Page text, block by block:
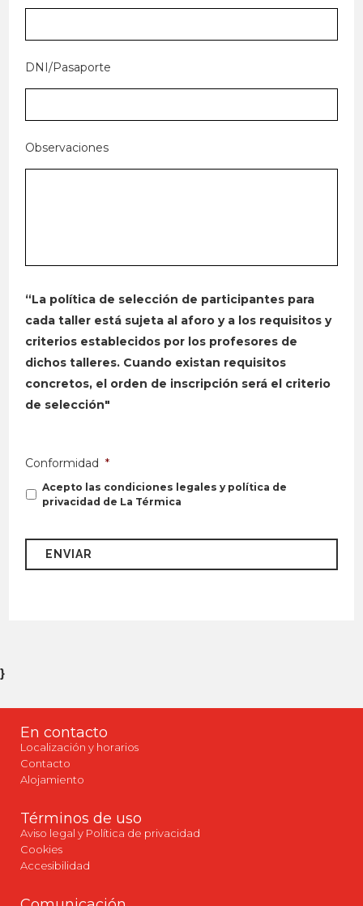
DNI/Pasaporte
Observaciones
“La política de selección de participantes para
cada taller está sujeta al aforo y a los requisitos y
criterios establecidos por los profesores de
dichos talleres. Cuando existan requisitos
concretos, el orden de inscripción será el criterio
de selección"
Conformidad *
Acepto las condiciones legales y política de
privacidad de La Térmica
}
En contacto
Localización y horarios
Contacto
Alojamiento
Términos de uso
Aviso legal y Política de privacidad
Cookies
Accesibilidad